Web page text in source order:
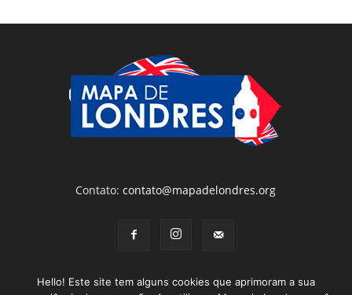
Contato:contato@mapadelondres.org
Hello! Este site tem alguns cookies que aprimoram a sua